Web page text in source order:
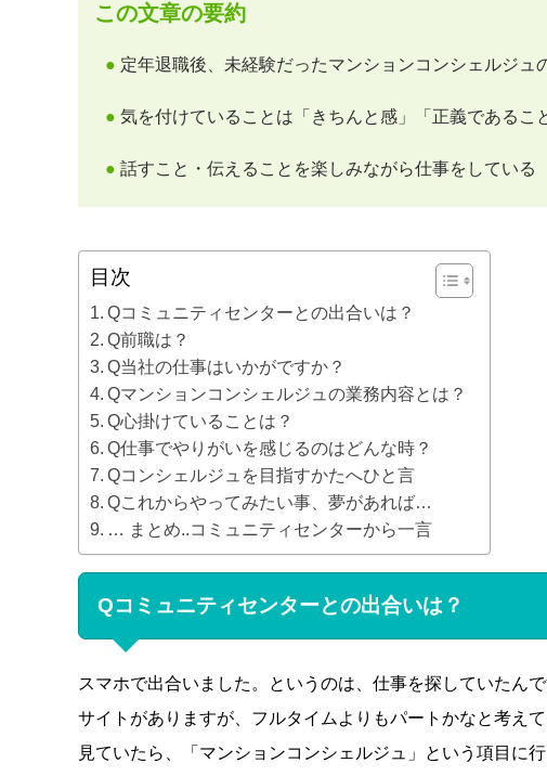
この文章の要約
● 定年退職後、未経験だったマンションコンシェルジュ
● 気を付けていることは「きちんと感」「正義であるこ
● 話すこと・伝えることを楽しみながら仕事をしている
目次
Qコミュニティセンターとの出合いは？
Q前職は？
Q当社の仕事はいかがですか？
Qマンションコンシェルジュの業務内容とは？
Q心掛けていることは？
Q仕事でやりがいを感じるのはどんな時？
Qコンシェルジュを目指すかたへひと言
Qこれからやってみたい事、夢があれば…
… まとめ..コミュニティセンターから一言
Qコミュニティセンターとの出合いは？
スマホで出合いました。というのは、仕事を探していたん
サイトがありますが、フルタイムよりもパートかなと考え
見ていたら、「マンションコンシェルジュ」という項目に